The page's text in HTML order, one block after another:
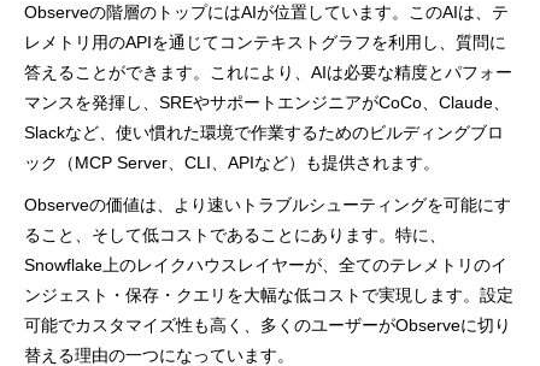
Observeの階層のトップにはAIが位置しています。このAIは、テ
レメトリ用のAPIを通じてコンテキストグラフを利用し、質問に
答えることができます。これにより、AIは必要な精度とパフォー
マンスを発揮し、SREやサポートエンジニアがCoCo、Claude、
Slackなど、使い慣れた環境で作業するためのビルディングブロ
ック（MCP Server、CLI、APIなど）も提供されます。
Observeの価値は、より速いトラブルシューティングを可能にす
ること、そして低コストであることにあります。特に、
Snowflake上のレイクハウスレイヤーが、全てのテレメトリのイ
ンジェスト・保存・クエリを大幅な低コストで実現します。設定
可能でカスタマイズ性も高く、多くのユーザーがObserveに切り
替える理由の一つになっています。